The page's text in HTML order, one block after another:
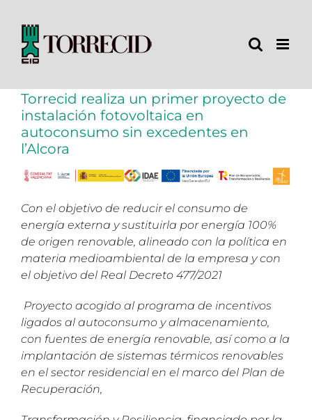
contenido
Torrecid realiza un primer proyecto de
instalación fotovoltaica en
autoconsumo sin excedentes en
l’Alcora
Con el objetivo de reducir el consumo de
energía externa y sustituirla por energía 100%
de origen renovable, alineado con la política en
materia medioambiental de la empresa y con
el objetivo del Real Decreto 477/2021
Proyecto acogido al programa de incentivos
ligados al autoconsumo y almacenamiento,
con fuentes de energía renovable, así como a la
implantación de sistemas térmicos renovables
en el sector residencial en el marco del Plan de
Recuperación,